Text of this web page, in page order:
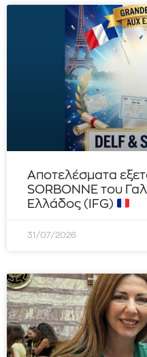
Αποτελέσματα
SORBONNE του
Ελλάδος (IFG)
31/07/2026